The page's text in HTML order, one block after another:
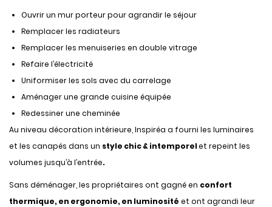
Ouvrir un mur porteur pour agrandir le séjour
Remplacer les radiateurs
Remplacer les menuiseries en double vitrage
Refaire l’électricité
Uniformiser les sols avec du carrelage
Aménager une grande cuisine équipée
Redessiner une cheminée
Au niveau décoration intérieure, Inspiréa a fourni les luminaires
et les canapés dans un style chic & intemporelet repeint les
volumes jusqu’à l’entrée.
Sans déménager, les propriétaires ont gagné en confort
thermique, en ergonomie, en luminosité et ont agrandi leur